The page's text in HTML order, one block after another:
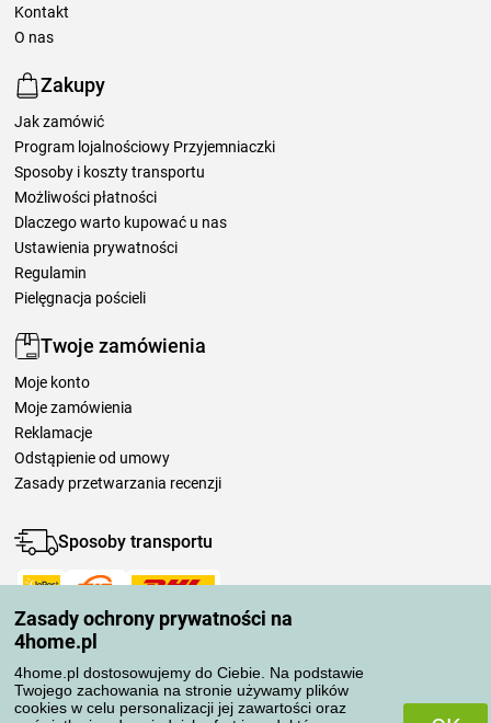
Zasady ochrony prywatności na
4home.pl
4home.pl dostosowujemy do Ciebie. Na podstawie
Twojego zachowania na stronie używamy plików
cookies w celu personalizacji jej zawartości oraz
Kontakt
O nas
Zakupy
Jak zamówić
Program lojalnościowy Przyjemniaczki
Sposoby i koszty transportu
Możliwości płatności
Dlaczego warto kupować u nas
Ustawienia prywatności
Regulamin
Pielęgnacja pościeli
Twoje zamówienia
Moje konto
Moje zamówienia
Reklamacje
Odstąpienie od umowy
Zasady przetwarzania recenzji
Sposoby transportu
Metody płatności
Niezawodny sklep